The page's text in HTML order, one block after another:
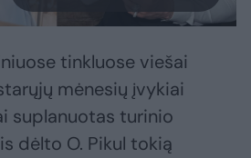
tinkluose viešai
mėnesių įvykiai
suplanuotas turinio
dėlto O. Pikul tokią